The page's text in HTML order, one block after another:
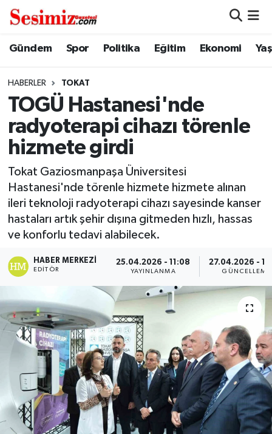
Gündem Spor Politika Eğitim Ekonomi
HABERLER TOKAT
TOGÜ Hastanesi'nde
radyoterapi cihazı törenle
hizmete girdi
Tokat Gaziosmanpaşa Üniversitesi
Hastanesi'nde törenle hizmete hizmete alınan
ileri teknoloji radyoterapi cihazı sayesinde kanser
hastaları artık şehir dışına gitmeden hızlı, hassas
ve konforlu tedavi alabilecek.
HABER MERKEZI
EDITÖR
25.04.2026 - 11:08
YAYINLANMA
27.04.2026 -
GÜNCELLEME
Dünya
Ekonomi
Genel
Gündem
Magazin
Politika
Sağlık
Teknoloji
Tokat Haberleri
Yaşam
Nöbetçi Eczaneler
Namaz Vakitleri
Trafik Durumu
Süper Lig Puan Durumu ve Fikstür
Tüm Manşetler
Son Dakika Haberleri
Haber Arşivi